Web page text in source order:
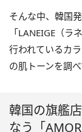
そんな中、韓国
「LANEIGE（
行われているカ
の肌トーンを調べ
韓国の旗艦
なう「